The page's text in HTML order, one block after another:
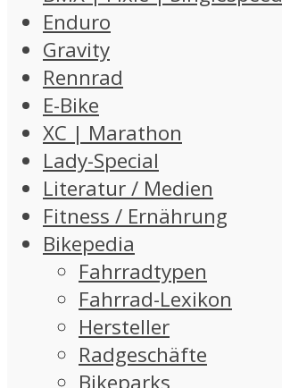
Enduro
Gravity
Rennrad
E-Bike
XC | Marathon
Lady-Special
Literatur / Medien
Fitness / Ernährung
Bikepedia
Fahrradtypen
Fahrrad-Lexikon
Hersteller
Radgeschäfte
Bikeparks